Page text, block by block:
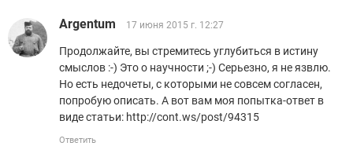
Argentum 17 июня 2015 г. 12:27
Продолжайте, вы стремитесь углубиться в истину
смыслов :-) Это о научности ;-) Серьезно, я не язвлю.
Но есть недочеты, с которыми не совсем согласен,
попробую описать. А вот вам моя попытка-ответ в
виде статьи: http://cont.ws/post/94315
Ответить